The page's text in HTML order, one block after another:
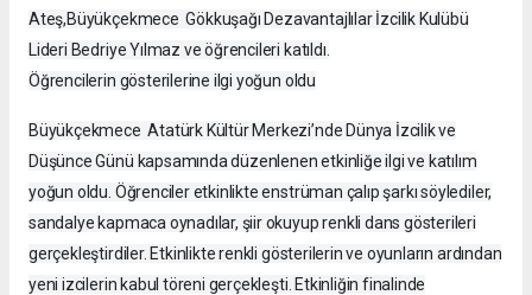
Ateş,Büyükçekmece Gökkuşağı Dezavantajlılar İzcilik Kulübü
Lideri Bedriye Yılmaz ve öğrencileri katıldı.
Öğrencilerin gösterilerine ilgi yoğun oldu
Büyükçekmece Atatürk Kültür Merkezi’nde Dünya İzcilik ve
Düşünce Günü kapsamında düzenlenen etkinliğe ilgi ve katılım
yoğun oldu. Öğrenciler etkinlikte enstrüman çalıp şarkı söylediler,
sandalye kapmaca oynadılar, şiir okuyup renkli dans gösterileri
gerçekleştirdiler. Etkinlikte renkli gösterilerin ve oyunların ardından
yeni izcilerin kabul töreni gerçekleşti. Etkinliğin finalinde